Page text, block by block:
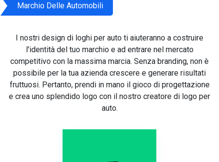
Marchio Delle Automobili
I nostri design di loghi per auto ti aiuteranno a costruire
l'identità del tuo marchio e ad entrare nel mercato
competitivo con la massima marcia. Senza branding, non è
possibile per la tua azienda crescere e generare risultati
fruttuosi. Pertanto, prendi in mano il gioco di progettazione
e crea uno splendido logo con il nostro creatore di logo per
auto.